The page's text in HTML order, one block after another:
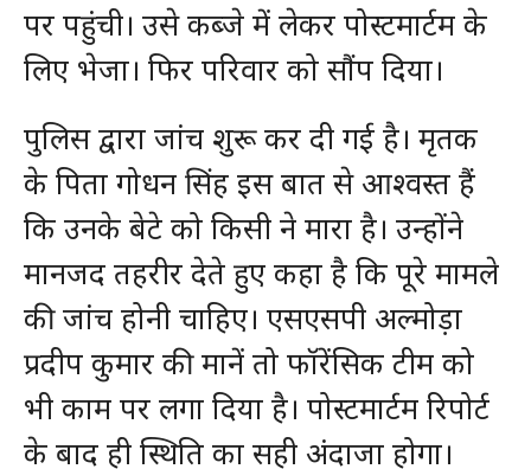
पर पहुंची। उसे कब्जे में लेकर पोस्टमार्टम के
लिए भेजा। फिर परिवार को सौंप दिया।
पुलिस द्वारा जांच शुरू कर दी गई है। मृतक
के पिता गोधन सिंह इस बात से आश्वस्त हैं
कि उनके बेटे को किसी ने मारा है। उन्होंने
मानजद तहरीर देते हुए कहा है कि पूरे मामले
की जांच होनी चाहिए। एसएसपी अल्मोड़ा
प्रदीप कुमार की मानें तो फॉरेंसिक टीम को
भी काम पर लगा दिया है। पोस्टमार्टम रिपोर्ट
के बाद ही स्थिति का सही अंदाजा होगा।